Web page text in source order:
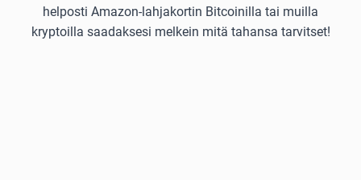
helposti Amazon-lahjakortin Bitcoinilla tai muilla
kryptoilla saadaksesi melkein mitä tahansa tarvitset!